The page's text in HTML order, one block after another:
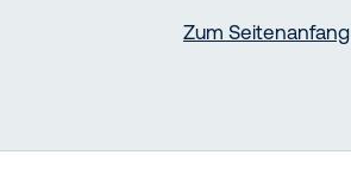
Zum Seitenanfang